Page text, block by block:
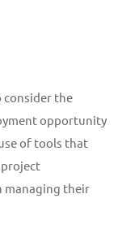
consider the
opportunity
of tools that
managing their